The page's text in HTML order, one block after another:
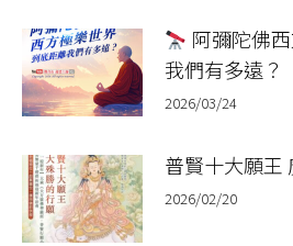
阿彌陀佛
我們有多遠？
2026/03/24
普賢十大願王
2026/02/20